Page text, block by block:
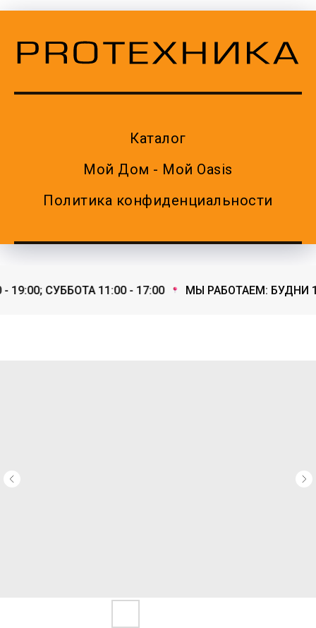
Каталог
Мой Дом - Мой Oasis
Политика конфиденциальности
СУББОТА 11:00 - 17:00 МЫ РАБОТАЕМ: БУДНИ